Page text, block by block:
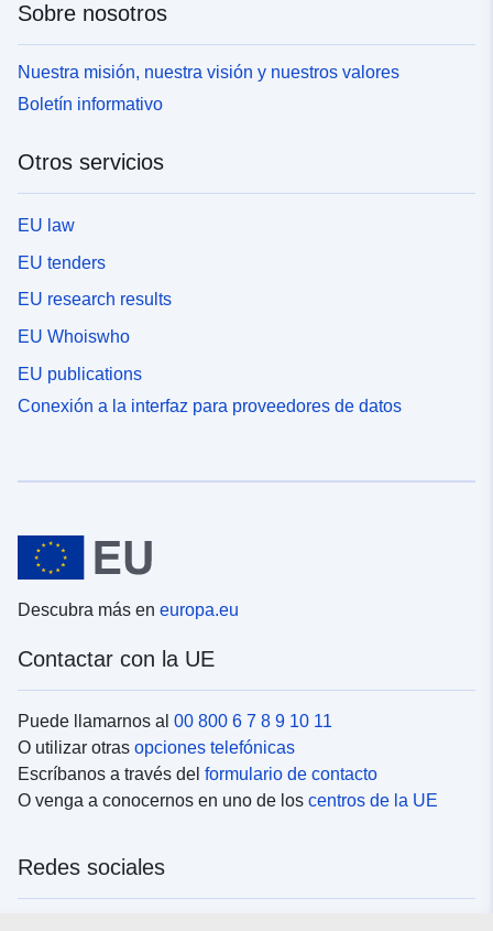
Sobre nosotros
Nuestra misión, nuestra visión y nuestros valores
Boletín informativo
Otros servicios
EU law
EU tenders
EU research results
EU Whoiswho
EU publications
Conexión a la interfaz para proveedores de datos
Descubra más en europa.eu
Contactar con la UE
Puede llamarnos al 00 800 6 7 8 9 10 11
O utilizar otras opciones telefónicas
Escríbanos a través del formulario de contacto
O venga a conocernos en uno de los centros de la UE
Redes sociales